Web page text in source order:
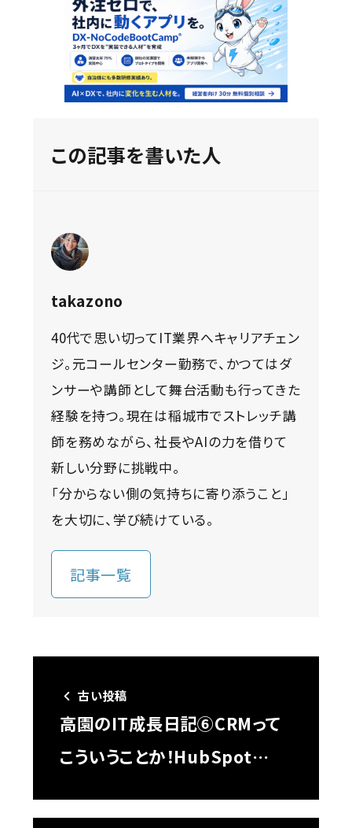
この記事を書いた人
takazono
40代で思い切ってIT業界へキャリアチェン
ジ。元コールセンター勤務で、かつてはダ
ンサーや講師として舞台活動も行ってきた
経験を持つ。現在は稲城市でストレッチ講
師を務めながら、社長やAIの力を借りて
新しい分野に挑戦中。
「分からない側の気持ちに寄り添うこと」
を大切に、学び続けている。
記事一覧
古い投稿
高園のIT成長日記⑥CRMって
こういうことか！HubSpot…